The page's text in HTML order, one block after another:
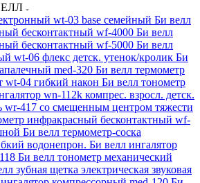
wt-03 base семейный Би велл
бесконтактный wf-4000 Би велл
бесконтактный wf-5000 Би велл
wt-06 флекс детск. утенок/кролик Би
med-320 Би велл термометр
wt-04 гибкий након Би велл тонометр
wn-112k компрес. взросл. детск.
wr-417 со смещенным центром тяжести
инфракрасный бесконтактный wf-
Би велл термометр-соска
водонепрон. Би велл ингалятор
Би велл тонометр механический
зубная щетка электрическая звуковая